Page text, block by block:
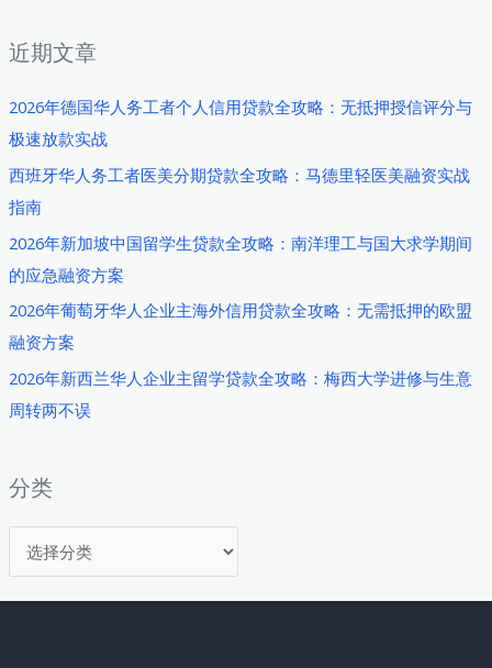
近期文章
2026年德国华人务工者个人信用贷款全攻略：无抵押授信评分与
极速放款实战
西班牙华人务工者医美分期贷款全攻略：马德里轻医美融资实战
指南
2026年新加坡中国留学生贷款全攻略：南洋理工与国大求学期间
的应急融资方案
2026年葡萄牙华人企业主海外信用贷款全攻略：无需抵押的欧盟
融资方案
2026年新西兰华人企业主留学贷款全攻略：梅西大学进修与生意
周转两不误
分类
类
中
国
留
学
海
外
华
人
贷
款
略：
学
突
发